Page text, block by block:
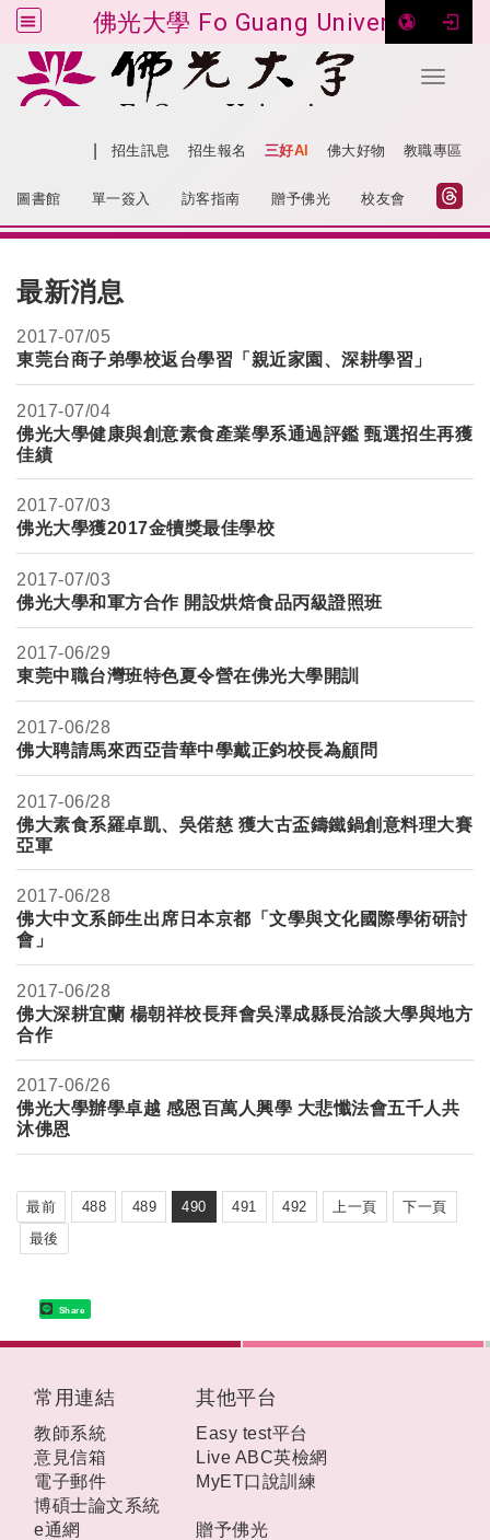
佛光大學 Fo Guang University
Toggle
跳到主要內容
招生訊息 招生報名 三好AI 佛大好物 教職專區
圖書館 單一簽入 訪客指南 贈予佛光 校友會
最新消息
2017-07/05
東莞台商子弟學校返台學習「親近家園、深耕學習」
2017-07/04
佛光大學健康與創意素食產業學系通過評鑑 甄選招生再獲
佳績
2017-07/03
佛光大學獲2017金犢獎最佳學校
2017-07/03
佛光大學和軍方合作 開設烘焙食品丙級證照班
2017-06/29
東莞中職台灣班特色夏令營在佛光大學開訓
2017-06/28
佛大聘請馬來西亞昔華中學戴正鈞校長為顧問
2017-06/28
佛大素食系羅卓凱、吳偌慈 獲大古盃鑄鐵鍋創意料理大賽
亞軍
2017-06/28
佛大中文系師生出席日本京都「文學與文化國際學術研討
會」
2017-06/28
佛大深耕宜蘭 楊朝祥校長拜會吳澤成縣長洽談大學與地方
合作
2017-06/26
佛光大學辦學卓越 感恩百萬人興學 大悲懺法會五千人共
沐佛恩
最前 488 489 490 491 492 上一頁
下一頁
最後
Share
常用連結
教師系統
意見信箱
電子郵件
博碩士論文系統
e通網
其他平台
Easy test平台
Live ABC英檢網
MyET口說訓練
贈予佛光